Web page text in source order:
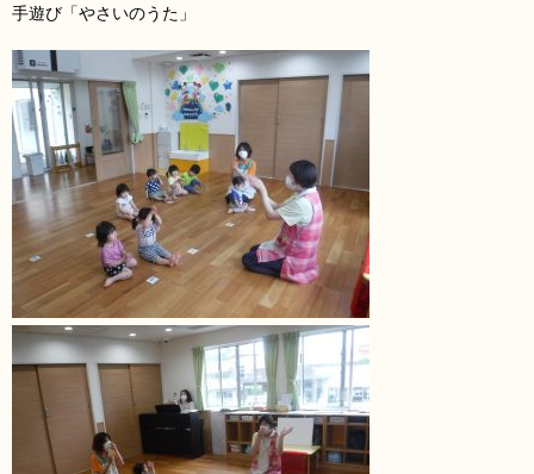
手遊び「やさいのうた」